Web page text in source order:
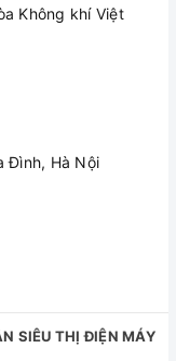
Không khí Việt
Đình, Hà Nội
SIÊU THỊ ĐIỆN MÁY